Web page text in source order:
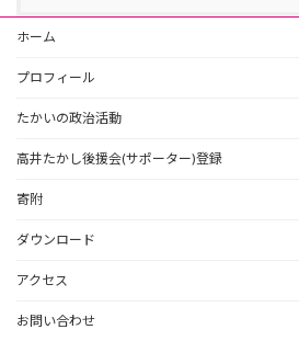
ホーム
プロフィール
たかいの政治活動
高井たかし後援会(サポーター)登録
寄附
ダウンロード
アクセス
お問い合わせ